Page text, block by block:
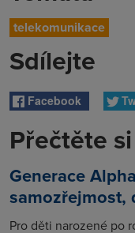
telekomunikace
Sdílejte
Facebook
Přečtěte
Generace
samozřejmost,
Pro děti narozené po